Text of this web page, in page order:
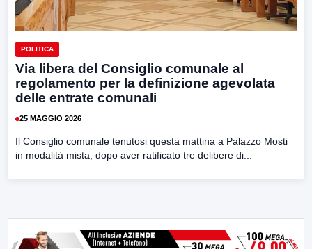
POLITICA
Via libera del Consiglio comunale al
regolamento per la definizione agevolata
delle entrate comunali
25 MAGGIO 2026
Il Consiglio comunale tenutosi questa mattina a Palazzo Mosti
in modalità mista, dopo aver ratificato tre delibere di...